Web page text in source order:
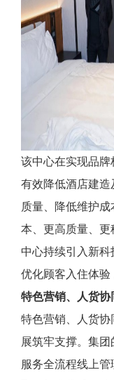
该中心在实现品牌
有效降低酒店建
质量、降低维护
本、更高质量、更
中心持续引入新科
优化顾客入住体验
特色营销、人货
特色营销、人货
展筑牢支撑。集团
服务全流程线上